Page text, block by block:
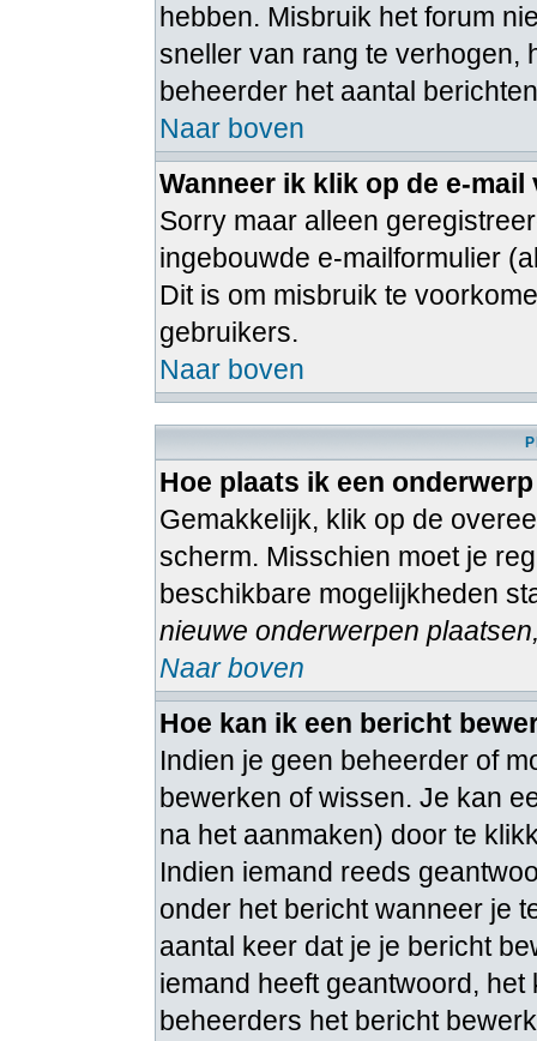
hebben. Misbruik het forum
sneller van rang te verhogen,
beheerder het aantal
Naar boven
Wanneer ik klik op de e-
Sorry maar alleen
ingebouwde e-mailformulier
Dit is om misbruik te
gebruikers.
Naar boven
Hoe plaats ik een
Gemakkelijk, klik op de
scherm. Misschien moet je
beschikbare mogelijkheden
nieuwe onderwerpen
Naar boven
Hoe kan ik een bericht
Indien je geen beheerder of
bewerken of wissen. Je kan
na het aanmaken) door te
Indien iemand reeds
onder het bericht wanneer je
aantal keer dat je je bericht
iemand heeft geantwoord,
beheerders het bericht